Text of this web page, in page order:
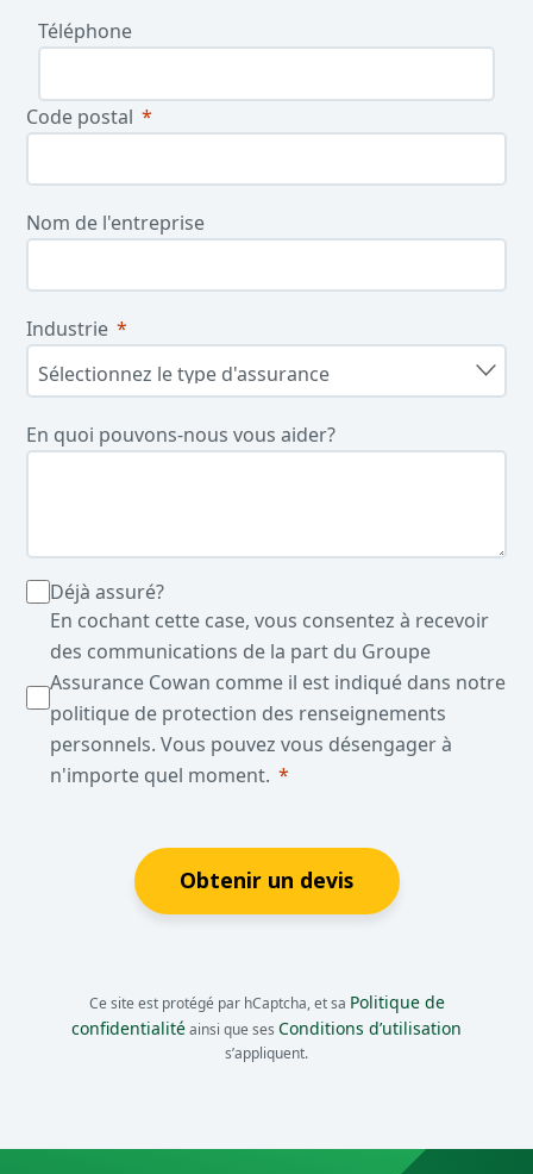
Téléphone
Code postal
Nom de l'entreprise
Industrie
En quoi pouvons-nous vous aider?
Déjà assuré?
En cochant cette case, vous consentez à recevoir
des communications de la part du Groupe
Assurance Cowan comme il est indiqué dans notre
politique de protection des renseignements
personnels. Vous pouvez vous désengager à
n'importe quel moment.
Obtenir un devis
Ce site est protégé par hCaptcha, et sa Politique de
confidentialitéainsi que ses Conditions d’utilisation
s’appliquent.